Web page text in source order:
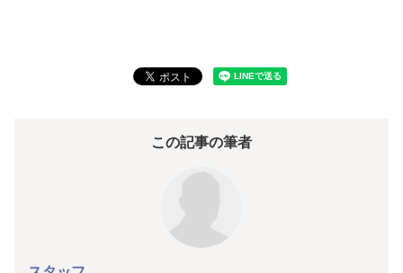
この記事の筆者